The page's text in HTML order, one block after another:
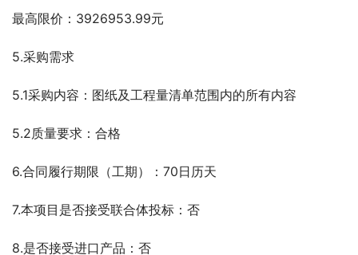
最高限价：3926953.99元
5.采购需求
5.1采购内容：图纸及工程量清单范围内的所有内容
5.2质量要求：合格
6.合同履行期限（工期）：70日历天
7.本项目是否接受联合体投标：否
8.是否接受进口产品：否